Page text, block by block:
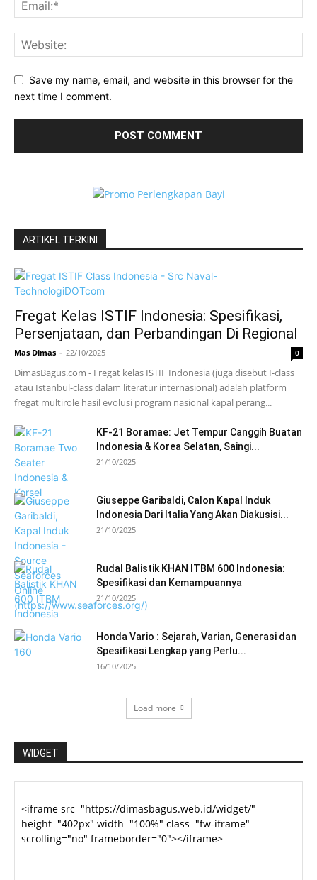
Save my name, email, and website in this browser for the
next time I comment.
ARTIKEL TERKINI
Fregat Kelas ISTIF Indonesia: Spesifikasi,
Persenjataan, dan Perbandingan Di Regional
Mas Dimas - 22/10/2025 0
DimasBagus.com - Fregat kelas ISTIF Indonesia (juga disebut I-class
atau Istanbul-class dalam literatur internasional) adalah platform
fregat multirole hasil evolusi program nasional kapal perang...
KF-21 Boramae: Jet Tempur Canggih Buatan
Indonesia & Korea Selatan, Saingi...
21/10/2025
Giuseppe Garibaldi, Calon Kapal Induk
Indonesia Dari Italia Yang Akan Diakusisi...
21/10/2025
Rudal Balistik KHAN ITBM 600 Indonesia:
Spesifikasi dan Kemampuannya
21/10/2025
Honda Vario : Sejarah, Varian, Generasi dan
Spesifikasi Lengkap yang Perlu...
16/10/2025
Load more
WIDGET